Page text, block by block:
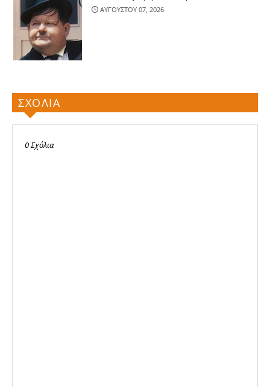
ΑΥΓΟΥΣΤΟΥ 07, 2026
ΣΧΟΛΙΑ
0 Σχόλια